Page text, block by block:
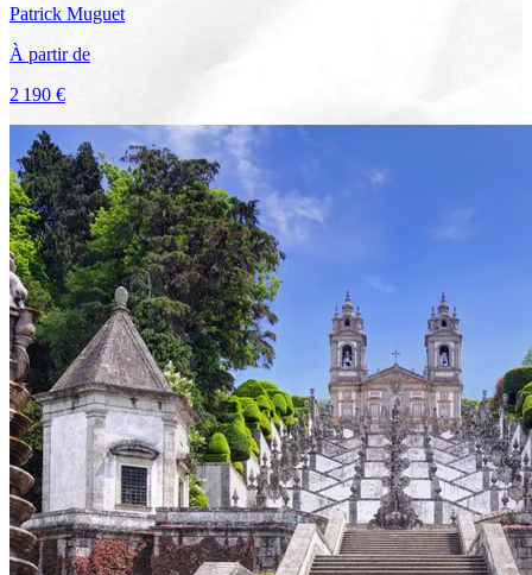
Patrick Muguet
À partir de
2 190 €
Voir le voyage